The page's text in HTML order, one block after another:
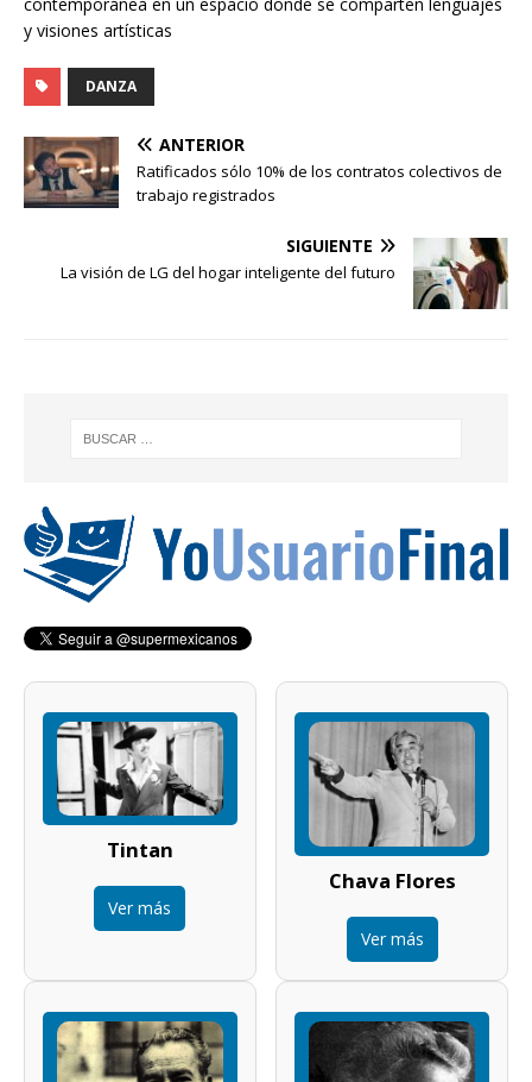
y visiones artísticas
DANZA
ANTERIOR
Ratificados sólo 10% de los contratos colectivos de
trabajo registrados
SIGUIENTE
La visión de LG del hogar inteligente del futuro
Tintan
Ver más
Chava Flores
Ver más